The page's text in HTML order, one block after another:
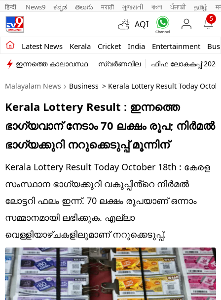
हिन्दी News9 ಕನ್ನಡ తెలుగు मराठी ગુજરાતી বাংলা ਪੰਜਾਬੀ தமிழ்
AQI
5
Latest News Kerala Cricket India Entertainment
Kerala
India
Entertainment
Business
Education
Lifestyle
world
Technology
Religion
Web Story
Photo
ഇന്നത്തെ കാലാവസ്ഥ സ്വർണവില ഫിഫ ലോകകപ്പ് 2026
Malayalam News Business > Kerala Lottery Result Today
Kerala Lottery Result : ഇന്നത്തെ
ഭാഗ്യവാന് നേടാം 70 ലക്ഷം രൂപ; നിർമൽ
ഭാഗ്യക്കുറി നറുക്കെടുപ്പ് മൂന്നിന്
Kerala Lottery Result Today October 18th : കേരള
സംസ്ഥാന ഭാഗ്യക്കുറി വകുപ്പിൻ്റെ നിർമൽ
ലോട്ടറി ഫലം ഇന്ന്. 70 ലക്ഷം രൂപയാണ് ഒന്നാം
സമ്മാനമായി ലഭിക്കുക. എല്ലാ
വെള്ളിയാഴ്ചകളിലുമാണ് നറുക്കെടുപ്പ്.